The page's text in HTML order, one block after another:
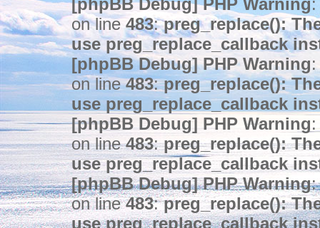
[phpBB Debug] PHP Warning
on line483:preg_replace():
use preg_replace_callback
[phpBB Debug] PHP Warning
on line483:preg_replace():
use preg_replace_callback
[phpBB Debug] PHP Warning
on line483:preg_replace():
use preg_replace_callback
[phpBB Debug] PHP Warning:
on line483:preg_replace():
use preg_replace_callback